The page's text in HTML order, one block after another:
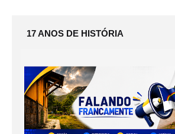
17 ANOS DE HISTÓRIA